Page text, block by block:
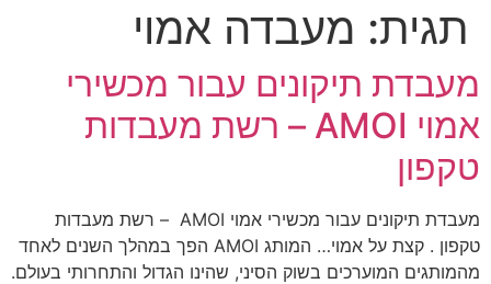
תגית: מעבדה אמוי
מעבדת תיקונים עבור מכשירי
אמוי AMOI – רשת מעבדות
טקפון
מעבדת תיקונים עבור מכשירי אמוי AMOI – רשת מעבדות
טקפון . קצת על אמוי… המותג AMOI הפך במהלך השנים לאחד
מהמותגים המוערכים בשוק הסיני, שהינו הגדול והתחרותי בעולם.